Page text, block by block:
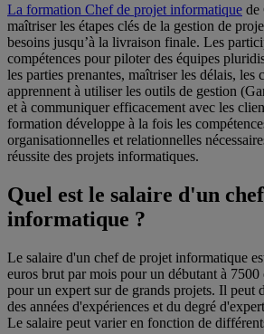
La formation Chef de projet informatique de
maîtriser les étapes clés de la gestion de
besoins jusqu’à la livraison finale. Les
compétences pour piloter des équipes
les parties prenantes, maîtriser les délais, les
apprennent à utiliser les outils de gestion
et à communiquer efficacement avec les
formation développe à la fois les
organisationnelles et relationnelles
réussite des projets informatiques.
Quel est le salaire d'un
informatique ?
Le salaire d'un chef de projet informatique
euros brut par mois pour un débutant à
pour un expert sur de grands projets. Il peut
des années d'expériences et du degré
Le salaire peut varier en fonction de